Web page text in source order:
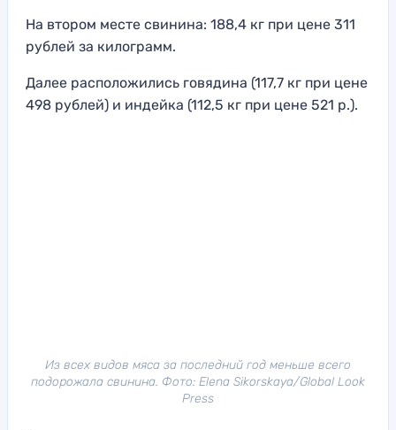
На втором месте свинина: 188,4 кг при цене 311
рублей за килограмм.
Далее расположились говядина (117,7 кг при цене
498 рублей) и индейка (112,5 кг при цене 521 р.).
Из всех видов мяса за последний год меньше всего
подорожала свинина. Фото: Elena Sikorskaya/Global Look
Press